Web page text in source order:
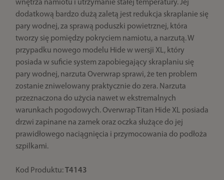
wnętrza namiotu i utrzymanie stałej temperatury. Jej
dodatkową bardzo dużą zaletą jest redukcja skraplanie się
pary wodnej, za sprawą poduszki powietrznej, która
tworzy się pomiędzy pokryciem namiotu, a narzutą. W
przypadku nowego modelu Hide w wersji XL, który
posiada w suficie system zapobiegający skraplaniu się
pary wodnej, narzuta Overwrap sprawi, że ten problem
zostanie zniwelowany praktycznie do zera. Narzuta
przeznaczona do użycia nawet w ekstremalnych
warunkach pogodowych. Overwrap Titan Hide XL posiada
drzwi zapinane na zamek oraz oczka służące do jej
prawidłowego naciągnięcia i przymocowania do podłoża
szpilkami.
Kod Produktu:T4143